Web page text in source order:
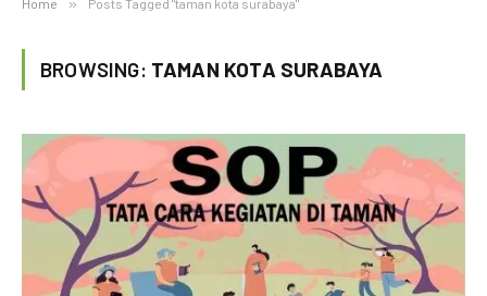
Home » Posts Tagged "taman kota surabaya"
BROWSING: TAMAN KOTA SURABAYA